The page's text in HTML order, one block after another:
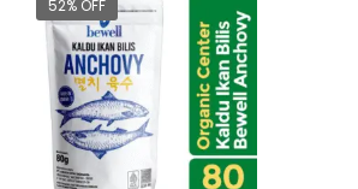
52% OFF